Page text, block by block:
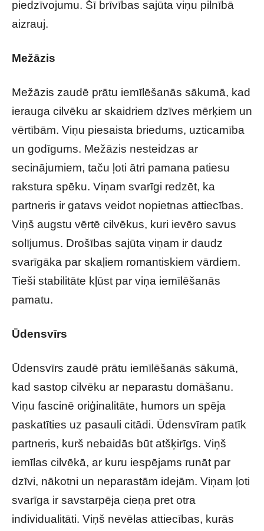
piedzīvojumu. Šī brīvības sajūta viņu pilnībā
aizrauj.
Mežāzis
Mežāzis zaudē prātu iemīlēšanās sākumā, kad
ierauga cilvēku ar skaidriem dzīves mērķiem un
vērtībām. Viņu piesaista briedums, uzticamība
un godīgums. Mežāzis nesteidzas ar
secinājumiem, taču ļoti ātri pamana patiesu
rakstura spēku. Viņam svarīgi redzēt, ka
partneris ir gatavs veidot nopietnas attiecības.
Viņš augstu vērtē cilvēkus, kuri ievēro savus
solījumus. Drošības sajūta viņam ir daudz
svarīgāka par skaļiem romantiskiem vārdiem.
Tieši stabilitāte kļūst par viņa iemīlēšanās
pamatu.
Ūdensvīrs
Ūdensvīrs zaudē prātu iemīlēšanās sākumā,
kad sastop cilvēku ar neparastu domāšanu.
Viņu fascinē oriģinalitāte, humors un spēja
paskatīties uz pasauli citādi. Ūdensvīram patīk
partneris, kurš nebaidās būt atšķirīgs. Viņš
iemīlas cilvēkā, ar kuru iespējams runāt par
dzīvi, nākotni un neparastām idejām. Viņam ļoti
svarīga ir savstarpēja cieņa pret otra
individualitāti. Viņš nevēlas attiecības, kurās